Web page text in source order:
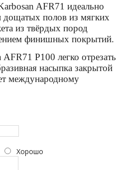
AFR71 идеально
полов из мягких
из твёрдых пород
финишных покрытий.
Р100 легко отрезать
насыпка закрытой
международному
Хорошо